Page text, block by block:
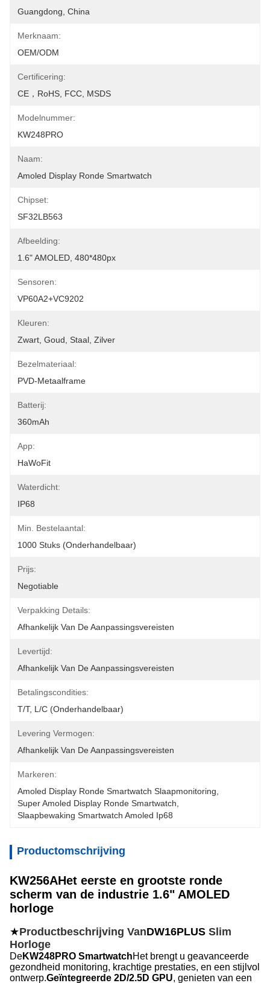
Guangdong, China
Merknaam:
OEM/ODM
Certificering:
CE，RoHS, FCC, MSDS
Modelnummer:
KW248PRO
Naam:
Amoled Display Ronde Smartwatch
Chipset:
SF32LB563
Afbeelding:
1.6" AMOLED, 480*480px
Sensoren:
VP60A2+VC9202
Kleuren:
Zwart, Goud, Staal, Zilver
Bezelmateriaal:
PVD-Metaalframe
Batterij:
360mAh
App:
HaWoFit
Waterdicht:
IP68
Min. Bestelaantal:
1000 Stuks (onderhandelbaar)
Prijs:
Negotiable
Verpakking Details:
Afhankelijk Van De Aanpassingsvereisten
Levertijd:
Afhankelijk Van De Aanpassingsvereisten
Betalingscondities:
T/T, L/C (onderhandelbaar)
Levering Vermogen:
Afhankelijk Van De Aanpassingsvereisten
Markeren:
Amoled Display Ronde Smartwatch Slaapmonitoring
Super Amoled Display Ronde Smartwatch
Slaapbewaking Smartwatch Amoled Ip68
Productomschrijving
KW256AHet eerste en grootste ronde
scherm van de industrie 1.6" AMOLED
horloge
★Productbeschrijving VanDW16PLUS Slim
Horloge
DeKW248PRO SmartwatchHet brengt u geavanceerde
gezondheid monitoring, krachtige prestaties, en een stijlvol
ontwerp.Geïntegreerde 2D/2.5D GPU, genieten van een